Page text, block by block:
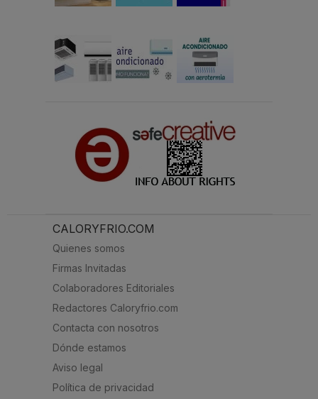
CALORYFRIO.COM
Quienes somos
Firmas Invitadas
Colaboradores Editoriales
Redactores Caloryfrio.com
Contacta con nosotros
Dónde estamos
Aviso legal
Política de privacidad